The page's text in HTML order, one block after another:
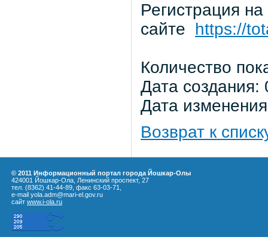
Регистрация
сайте https://
Количество
Дата
Дата
Возврат к
© 2011 Информационный портал города Йошкар-Олы
424001 Йошкар-Ола, Ленинский проспект, 27
тел. (8362) 41-44-89, факс 63-03-71,
e-mail yola.adm@mari-el.gov.ru
сайт www.i-ola.ru